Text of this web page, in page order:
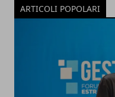
ARTICOLI POPOLARI